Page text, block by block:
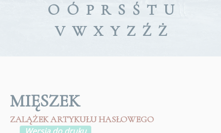
O Ó P R S Ś T U
V W X Y Z Ź Ż
MIĘSZEK
ZALĄŻEK ARTYKUŁU HASŁOWEGO